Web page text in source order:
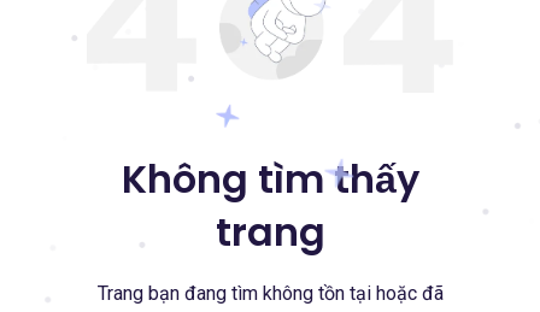
Không tìm thấy
trang
Trang bạn đang tìm không tồn tại hoặc đã